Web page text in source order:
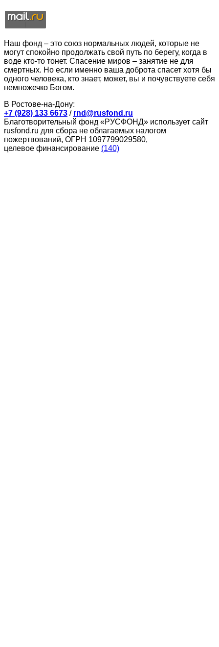
Наш фонд – это союз нормальных людей, которые не
могут спокойно продолжать свой путь по берегу, когда в
воде кто-то тонет. Спасение миров – занятие не для
смертных. Но если именно ваша доброта спасет хотя бы
одного человека, кто знает, может, вы и почувствуете себя
немножечко Богом.
В Ростове-на-Дону:
+7 (928) 133 6673 / rnd@rusfond.ru
Благотворительный фонд «РУСФОНД» использует сайт
rusfond.ru для сбора не облагаемых налогом
пожертвований, ОГРН 1097799029580,
целевое финансирование (140)